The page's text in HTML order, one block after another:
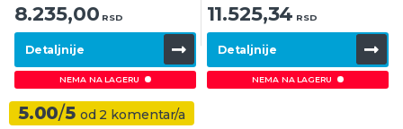
8.235,00 RSD
Detaljnije
NEMA NA LAGERU
11.525,34 RSD
Detaljnije
NEMA NA LAGERU
5.00/5 od 2 komentar/a